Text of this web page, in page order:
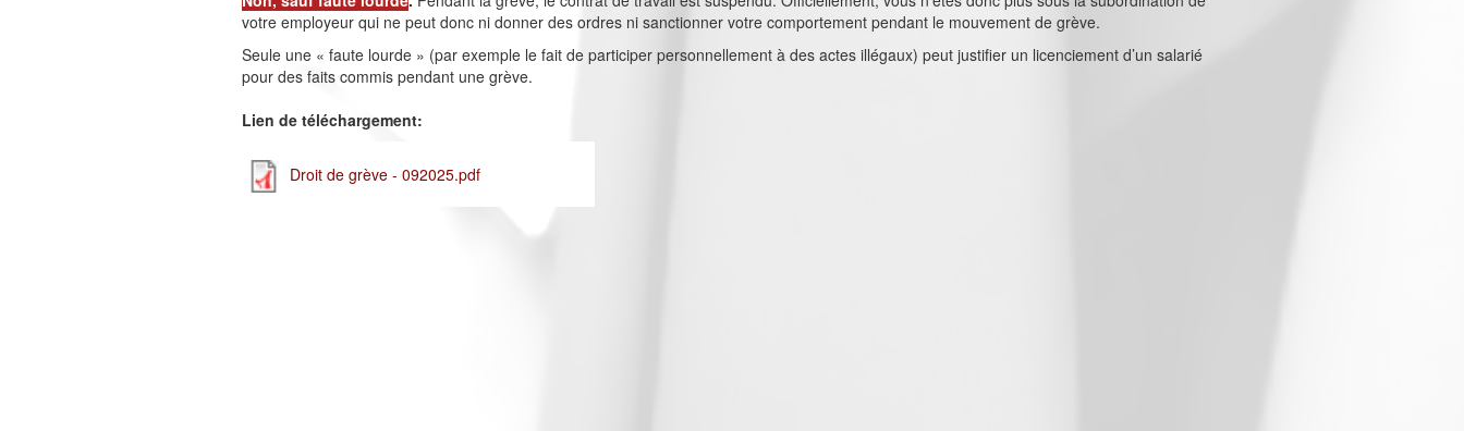
votre employeur qui ne peut donc ni donner des ordres ni sanctionner votre comportement pendant le mouvement de grève.
Seule une « faute lourde » (par exemple le fait de participer personnellement à des actes illégaux) peut justifier un licenciement d’un salarié
pour des faits commis pendant une grève.
Lien de téléchargement:
Droit de grève - 092025.pdf